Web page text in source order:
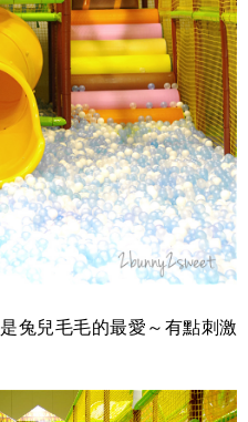
兔兒毛毛的最愛～有點刺激